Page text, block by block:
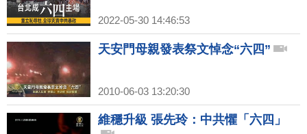
2022-05-30 14:46:53
天安門母親發表祭文悼念“六四”
2010-06-03 13:20:30
維穩升級 張先玲：中共懼「六四」